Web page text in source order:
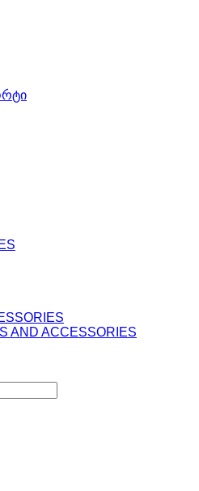
AND ACCESSORIES